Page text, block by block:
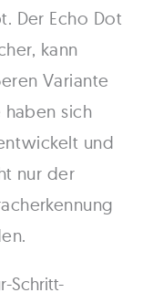
Der Echo Dot
kann
Variante
haben sich
und
nur der
Schritt-